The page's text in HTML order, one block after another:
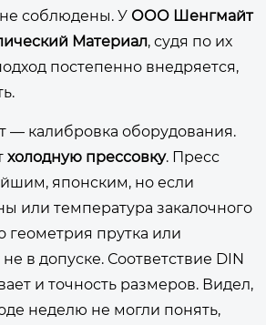
соблюдены. У ООО Шенгмайт
Материал, судя по их
постепенно внедряется,
калибровка оборудования.
холодную прессовку. Пресс
японским, но если
или температура закалочного
геометрия прутка или
в допуске. Соответствие DIN
и точность размеров. Видел,
неделю не могли понять,